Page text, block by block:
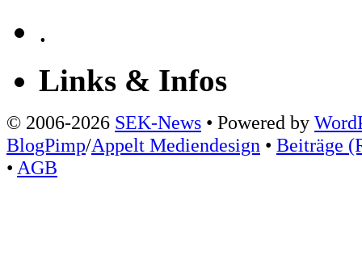
.
Links & Infos
© 2006-2026 SEK-News • Powered by
BlogPimp/Appelt Mediendesign • Beiträge
• AGB